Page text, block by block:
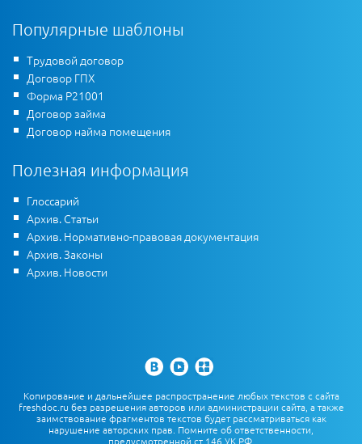
Популярные шаблоны
Трудовой договор
Договор ГПХ
Форма Р21001
Договор займа
Договор найма помещения
Полезная информация
Глоссарий
Архив. Статьи
Архив. Нормативно-правовая документация
Архив. Законы
Архив. Новости
Копирование и дальнейшее распространение любых текстов с сайта
freshdoc.ru без разрешения авторов или администрации сайта, а также
заимствование фрагментов текстов будет рассматриваться как
нарушение авторских прав. Помните об ответственности,
предусмотренной ст.146 УК РФ.